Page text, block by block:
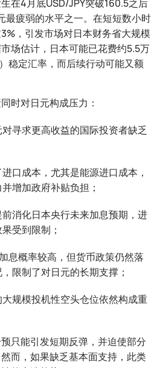
在4月底USD/JPY突破160.5之后
疲弱的水平之一。在短短数小时
，引发市场对日本财务省大规模
场估计，日本可能已花费约5.5万
稳定汇率，而后续行动可能又额
时对日元构成压力：
寻求更高收益的国际投资者缺乏
口成本，尤其是能源进口成本，
增加政府补贴负担；
消化日本央行未来加息预期，进
受到限制；
息概率较高，但货币政策仍然落
限制了对日元的长期支撑；
规模投机性空头仓位依然构成重
只能引发短期反弹，并迫使部分
而，如果缺乏基本面支持，此类